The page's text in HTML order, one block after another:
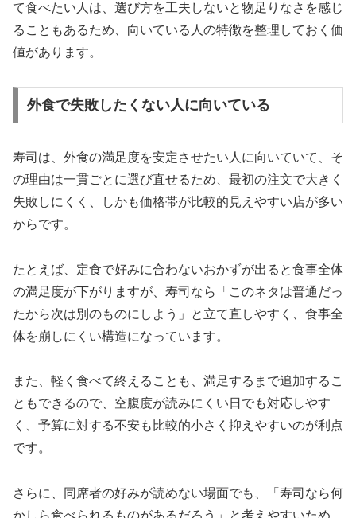
て食べたい人は、選び方を工夫しないと物足りなさを感じ
ることもあるため、向いている人の特徴を整理しておく価
値があります。
外食で失敗したくない人に向いている
寿司は、外食の満足度を安定させたい人に向いていて、そ
の理由は一貫ごとに選び直せるため、最初の注文で大きく
失敗しにくく、しかも価格帯が比較的見えやすい店が多い
からです。
たとえば、定食で好みに合わないおかずが出ると食事全体
の満足度が下がりますが、寿司なら「このネタは普通だっ
たから次は別のものにしよう」と立て直しやすく、食事全
体を崩しにくい構造になっています。
また、軽く食べて終えることも、満足するまで追加するこ
ともできるので、空腹度が読みにくい日でも対応しやす
く、予算に対する不安も比較的小さく抑えやすいのが利点
です。
さらに、同席者の好みが読めない場面でも、「寿司なら何